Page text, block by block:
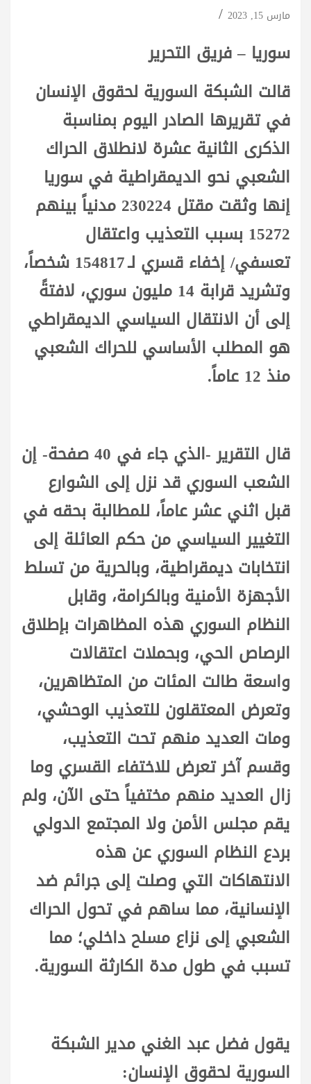
مارس 15, 2023
سوريا – فريق التحرير
قالت الشبكة السورية لحقوق الإنسان
في تقريرها الصادر اليوم بمناسبة
الذكرى الثانية عشرة لانطلاق الحراك
الشعبي نحو الديمقراطية في سوريا
إنها وثقت مقتل 230224 مدنياً بينهم
15272 بسبب التعذيب واعتقال
تعسفي/ إخفاء قسري لـ 154817 شخصاً،
وتشريد قرابة 14 مليون سوري، لافتةً
إلى أن الانتقال السياسي الديمقراطي
هو المطلب الأساسي للحراك الشعبي
منذ 12 عاماً.
قال التقرير -الذي جاء في 40 صفحة- إن
الشعب السوري قد نزل إلى الشوارع
قبل اثني عشر عاماً، للمطالبة بحقه في
التغيير السياسي من حكم العائلة إلى
انتخابات ديمقراطية، وبالحرية من تسلط
الأجهزة الأمنية وبالكرامة، وقابل
النظام السوري هذه المظاهرات بإطلاق
الرصاص الحي، وبحملات اعتقالات
واسعة طالت المئات من المتظاهرين،
وتعرض المعتقلون للتعذيب الوحشي،
ومات العديد منهم تحت التعذيب،
وقسم آخر تعرض للاختفاء القسري وما
زال العديد منهم مختفياً حتى الآن، ولم
يقم مجلس الأمن ولا المجتمع الدولي
بردع النظام السوري عن هذه
الانتهاكات التي وصلت إلى جرائم ضد
الإنسانية، مما ساهم في تحول الحراك
الشعبي إلى نزاع مسلح داخلي؛ مما
تسبب في طول مدة الكارثة السورية.
يقول فضل عبد الغني مدير الشبكة
السورية لحقوق الإنسان: